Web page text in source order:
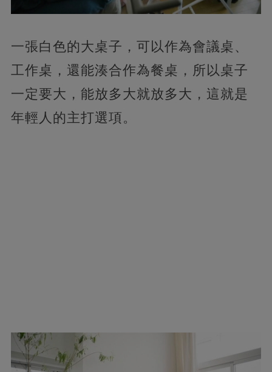
一張白色的大桌子，可以作為會議桌、
工作桌，還能湊合作為餐桌，所以桌子
一定要大，能放多大就放多大，這就是
年輕人的主打選項。